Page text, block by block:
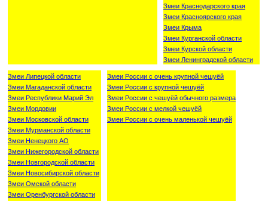
Змеи Краснодарского края
Змеи Красноярского края
Змеи Крыма
Змеи Курганской области
Змеи Курской области
Змеи Ленинградской области
Змеи Липецкой области
Змеи Магаданской области
Змеи Республики Марий Эл
Змеи Мордовии
Змеи Московской области
Змеи Мурманской области
Змеи Ненецкого АО
Змеи Нижегородской области
Змеи Новгородской области
Змеи Новосибирской области
Змеи Омской области
Змеи Оренбургской области
Змеи России с очень крупной чешуёй
Змеи России с крупной чешуёй
Змеи России с чешуёй обычного размера
Змеи России с мелкой чешуёй
Змеи России с очень маленькой чешуёй